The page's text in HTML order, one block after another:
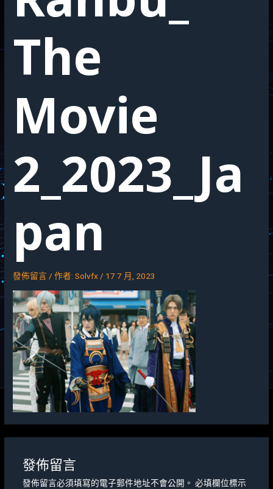
The
Movie
2_2023_Ja
pan
發佈留言 / 作者:Solvfx / 17 7 月, 2023
發佈留言
發佈留言必須填寫的電子郵件地址不會公開。 必填欄位標示